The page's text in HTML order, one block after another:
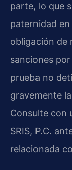
parte, lo que
paternidad
obligación de
sanciones
prueba no
gravemente
Consulte con
SRIS, P.C.
relacionada